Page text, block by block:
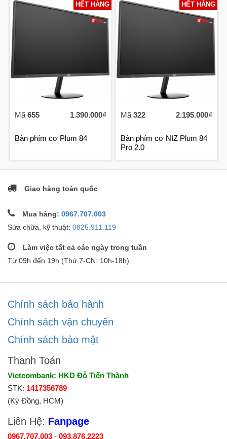
HẾT HÀNG
Mã 655 1.390.000₫
Bàn phím cơ Plum 84
HẾT HÀNG
Mã 322 2.195.000₫
Bàn phím cơ NIZ Plum 84
Pro 2.0
Giao hàng toàn quốc
Mua hàng: 0967.707.003
Sửa chữa, kỹ thuật: 0825.911.119
Làm việc tất cả các ngày trong tuần
Từ 09h đến 19h (Thứ 7-CN: 10h-18h)
Chính sách bảo hành
Chính sách vận chuyển
Chính sách bảo mật
Thanh Toán
Vietcombank: HKD Đỗ Tiến Thành
STK: 1417356789
(Kỳ Đồng, HCM)
Liên Hệ: Fanpage
0967.707.003 - 093.876.2223